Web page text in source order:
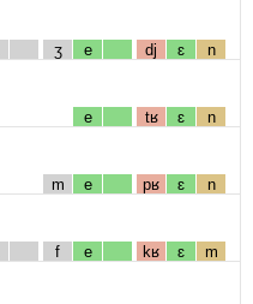
ʒ e dj ɛ n
e tʁ ɛ n
m e pʁ ɛ n
f e kʁ ɛ m